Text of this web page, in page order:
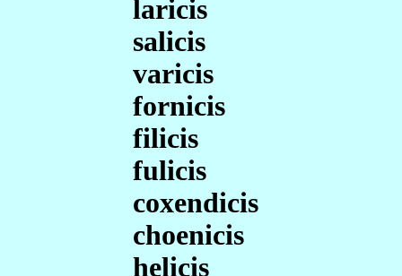
laricis
salicis
varicis
fornicis
filicis
fulicis
coxendicis
choenicis
helicis